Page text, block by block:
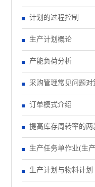
计划的过程控制
生产计划概论
产能负荷分析
采购管理常见问题对
订单模式介绍
提高库存周转率的两
生产任务单作业(生
生产计划与物料计划